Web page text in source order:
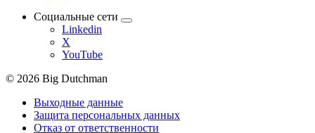
Социальные сети
Linkedin
X
YouTube
© 2026 Big Dutchman
Выходные данные
Защита персональных данных
Отказ от ответственности